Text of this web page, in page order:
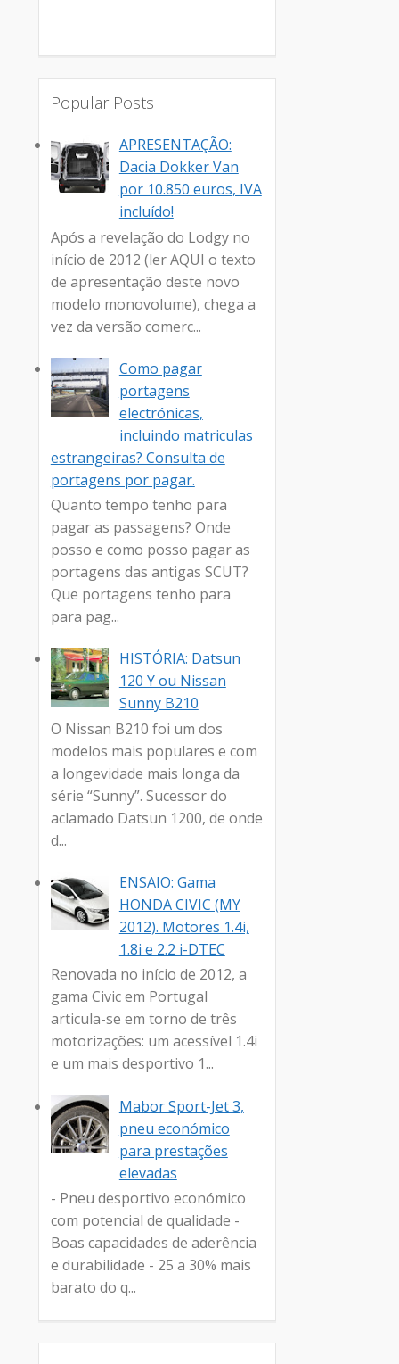
Popular Posts
APRESENTAÇÃO:
Dacia Dokker Van
por 10.850 euros, IVA
incluído!
Após a revelação do Lodgy no
início de 2012 (ler AQUI o texto
de apresentação deste novo
modelo monovolume), chega a
vez da versão comerc...
Como pagar
portagens
electrónicas,
incluindo matriculas
estrangeiras? Consulta de
portagens por pagar.
Quanto tempo tenho para
pagar as passagens? Onde
posso e como posso pagar as
portagens das antigas SCUT?
Que portagens tenho para
para pag...
HISTÓRIA: Datsun
120 Y ou Nissan
Sunny B210
O Nissan B210 foi um dos
modelos mais populares e com
a longevidade mais longa da
série “Sunny”. Sucessor do
aclamado Datsun 1200, de onde
d...
ENSAIO: Gama
HONDA CIVIC (MY
2012). Motores 1.4i,
1.8i e 2.2 i-DTEC
Renovada no início de 2012, a
gama Civic em Portugal
articula-se em torno de três
motorizações: um acessível 1.4i
e um mais desportivo 1...
Mabor Sport-Jet 3,
pneu económico
para prestações
elevadas
- Pneu desportivo económico
com potencial de qualidade -
Boas capacidades de aderência
e durabilidade - 25 a 30% mais
barato do q...